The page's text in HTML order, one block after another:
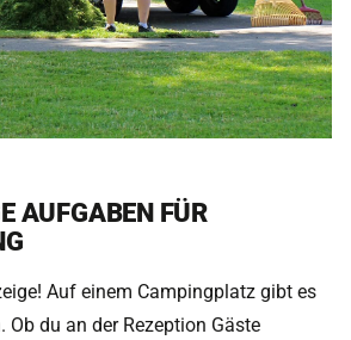
AUFGABEN FÜR
Auf einem Campingplatz gibt es
Ob du an der Rezeption Gäste